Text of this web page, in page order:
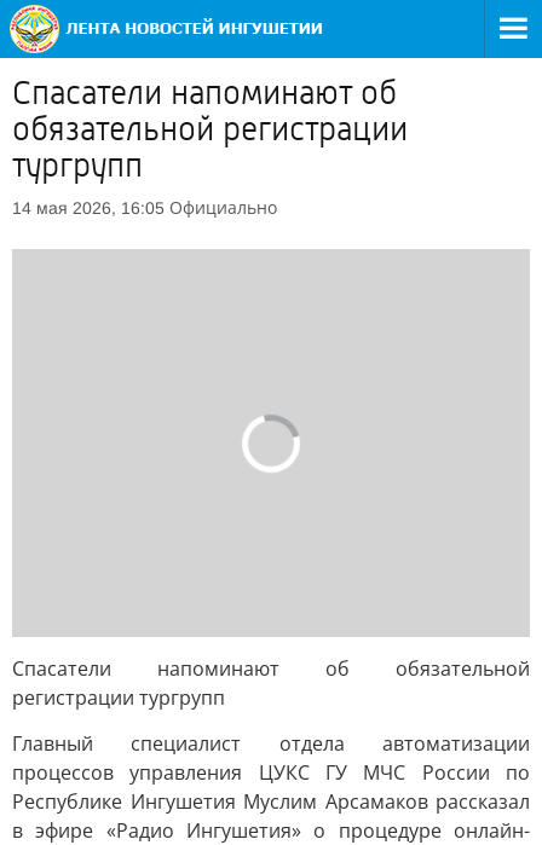
Спасатели напоминают об
обязательной регистрации
тургрупп
14 мая 2026, 16:05 Официально
Спасатели напоминают об обязательной
регистрации тургрупп
Главный специалист отдела автоматизации
процессов управления ЦУКС ГУ МЧС России по
Республике Ингушетия Муслим Арсамаков рассказал
в эфире «Радио Ингушетия» о процедуре онлайн-